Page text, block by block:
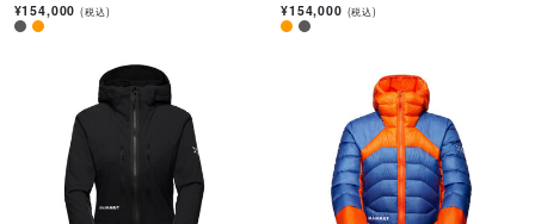
¥154,000(税込)
¥154,000 (税込)